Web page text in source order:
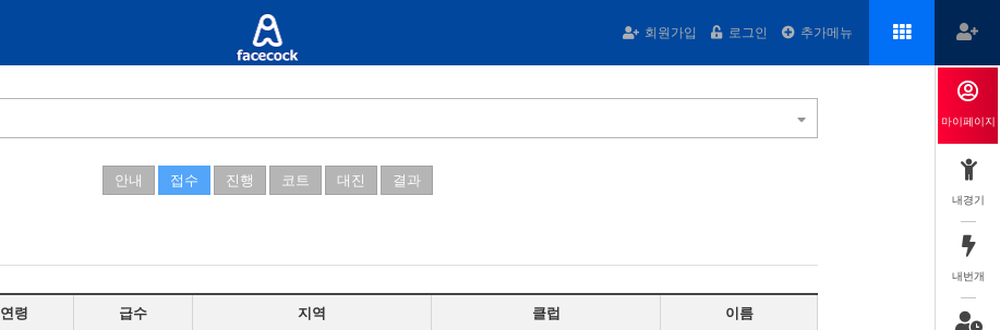
회원가입 로그인 추가메뉴
안내 접수 진행 코트 대진 결과
연령 급수 지역 클럽 이름
마이페이지
내경기
내번개